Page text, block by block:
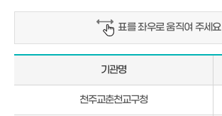
표를 좌우로 움직여 주세요
춘
천
기관명
천주교춘천교구청